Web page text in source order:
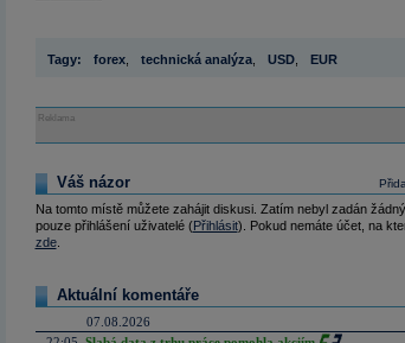
Tagy: forex, technická analýza, USD, EUR
Reklama
Váš názor
Na tomto místě můžete zahájit diskusi. Zatím nebyl zadán
pouze přihlášení uživatelé (Přihlásit). Pokud nemáte účet, na
zde.
Aktuální komentáře
07.08.2026